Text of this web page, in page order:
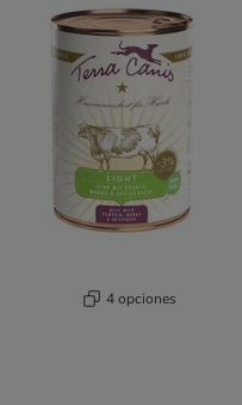
4 opciones